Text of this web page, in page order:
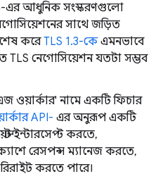
এর আধুনিক সংস্করণগুলো
সাথে জড়িত
করেTLS 1.3-কেএমনভাবে
TLS নেগোসিয়েশন যতটা সম্ভব
ওয়ার্কার' নামে একটি ফিচার
API- এর অনুরূপ একটি
ইন্টারসেপ্ট করতে,
রেসপন্স ম্যানেজ করতে,
করতে পারে।